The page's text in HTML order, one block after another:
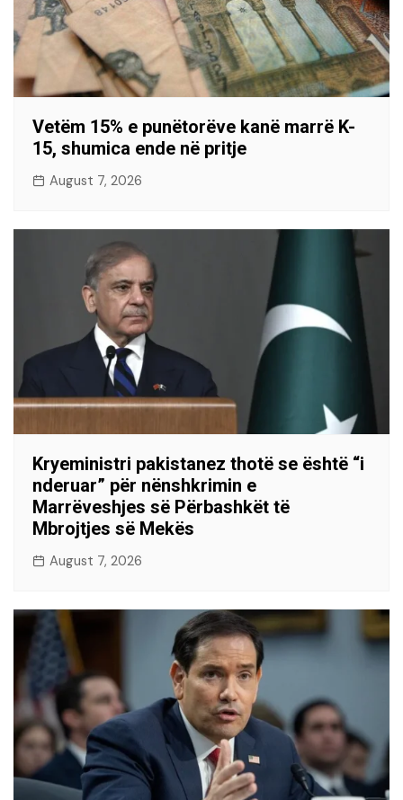
Vetëm 15% e punëtorëve kanë marrë K-
15, shumica ende në pritje
August 7, 2026
Kryeministri pakistanez thotë se është “i
nderuar” për nënshkrimin e
Marrëveshjes së Përbashkët të
Mbrojtjes së Mekës
August 7, 2026